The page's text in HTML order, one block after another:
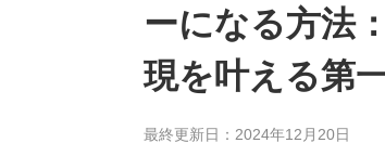
ーになる方法
現を叶える第
最終更新日：2024年12月20日